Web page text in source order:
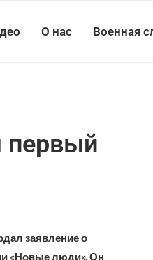
О нас Военная
первый
заявление о
«Новые люди». Он